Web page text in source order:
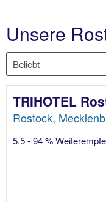
Unsere
TRIHOTEL
Rostock,
5.5 - 94 %